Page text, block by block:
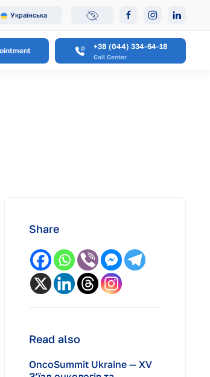
Українська
+38 (044) 334-64-18
Call Center
Share
Read also
OncoSummit Ukraine — XV